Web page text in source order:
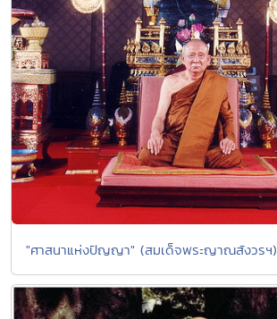
"ศาสนาแห่งปัญญา" (สมเด็จพระญาณสังวรฯ)